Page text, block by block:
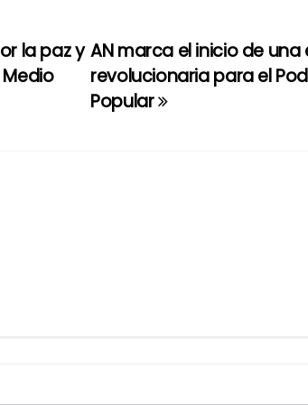
AN marca el inicio de una
revolucionaria para el
Popular
la paz y